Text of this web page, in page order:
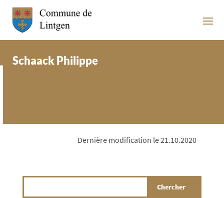
Schaack Philippe
Dernière modification le 21.10.2020